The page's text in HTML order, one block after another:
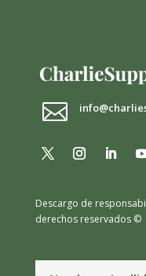

Descargo de
derechos reservados ©